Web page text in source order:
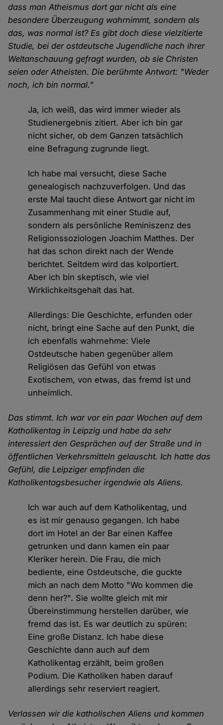
dass man Atheismus dort gar nicht als eine
besondere Überzeugung wahrnimmt, sondern als
das, was normal ist? Es gibt doch diese vielzitierte
Studie, bei der ostdeutsche Jugendliche nach ihrer
Weltanschauung gefragt wurden, ob sie Christen
seien oder Atheisten. Die berühmte Antwort: "Weder
noch, ich bin normal."
Ja, ich weiß, das wird immer wieder als
Studienergebnis zitiert. Aber ich bin gar
nicht sicher, ob dem Ganzen tatsächlich
eine Befragung zugrunde liegt.
Ich habe mal versucht, diese Sache
genealogisch nachzuverfolgen. Und das
erste Mal taucht diese Antwort gar nicht im
Zusammenhang mit einer Studie auf,
sondern als persönliche Reminiszenz des
Religionssoziologen Joachim Matthes. Der
hat das schon direkt nach der Wende
berichtet. Seitdem wird das kolportiert.
Aber ich bin skeptisch, wie viel
Wirklichkeitsgehalt das hat.
Allerdings: Die Geschichte, erfunden oder
nicht, bringt eine Sache auf den Punkt, die
ich ebenfalls wahrnehme: Viele
Ostdeutsche haben gegenüber allem
Religiösen das Gefühl von etwas
Exotischem, von etwas, das fremd ist und
unheimlich.
Das stimmt. Ich war vor ein paar Wochen auf dem
Katholikentag in Leipzig und habe da sehr
interessiert den Gesprächen auf der Straße und in
öffentlichen Verkehrsmitteln gelauscht. Ich hatte das
Gefühl, die Leipziger empfinden die
Katholikentagsbesucher irgendwie als Aliens.
Ich war auch auf dem Katholikentag, und
es ist mir genauso gegangen. Ich habe
dort im Hotel an der Bar einen Kaffee
getrunken und dann kamen ein paar
Kleriker herein. Die Frau, die mich
bediente, eine Ostdeutsche, die guckte
mich an nach dem Motto "Wo kommen die
denn her?". Sie wollte gleich mit mir
Übereinstimmung herstellen darüber, wie
fremd das ist. Es war deutlich zu spüren:
Eine große Distanz. Ich habe diese
Geschichte dann auch auf dem
Katholikentag erzählt, beim großen
Podium. Die Katholiken haben darauf
allerdings sehr reserviert reagiert.
Verlassen wir die katholischen Aliens und kommen